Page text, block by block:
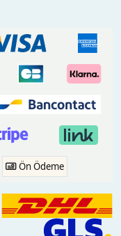
Ön Ödeme